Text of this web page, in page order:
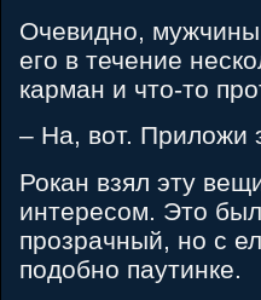
Очевидно, мужчины
его в течение
карман и что-то
– На, вот. Приложи
Рокан взял эту
интересом. Это
прозрачный, но с
подобно паутинке.